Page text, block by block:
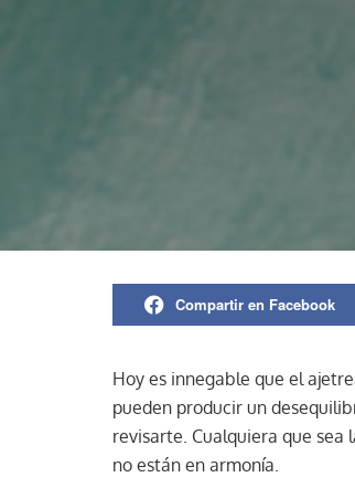
Compartir en Facebook
Hoy es innegable que el
pueden producir un
revisarte. Cualquiera que sea
no están en armonía.